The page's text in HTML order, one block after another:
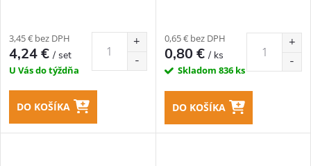
3,45 € bez DPH
4,24 €/ set
U Vás do týždňa
DO KOŠÍKA
0,65 € bez DPH
0,80 €/ ks
Skladom 836 ks
DO KOŠÍKA